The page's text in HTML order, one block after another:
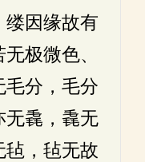
缕因缘故有
极微色、
毛分，毛分
无毳，毳无
毡，毡无故